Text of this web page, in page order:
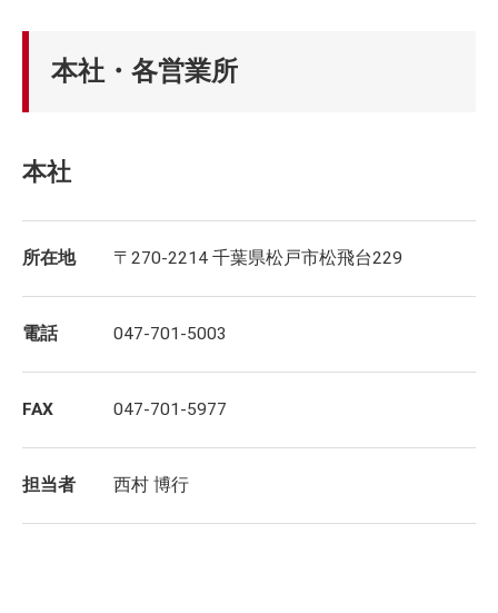
本社・各営業所
本社
所在地 〒270-2214 千葉県松戸市松飛台229
電話 047-701-5003
FAX 047-701-5977
担当者 西村 博行